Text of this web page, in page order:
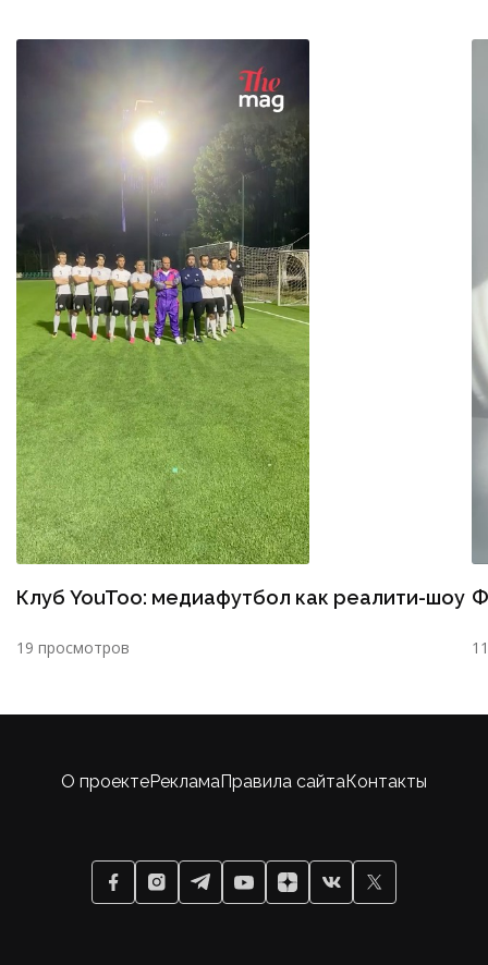
Клуб YouToo: медиафутбол как реалити-шоу
19 просмотров
О проектеРекламаПравила сайтаКонтакты